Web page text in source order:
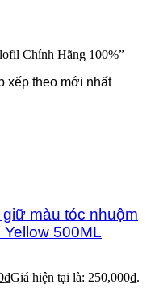
Chính Hãng 100%”
xếp theo mới nhất
màu tóc nhuộm
500ML
₫Giá hiện tại là: 250,000₫.